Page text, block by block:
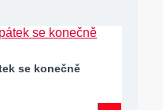
se konečně